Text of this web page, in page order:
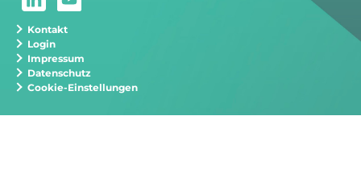
Kontakt
Login
Impressum
Datenschutz
Cookie-Einstellungen